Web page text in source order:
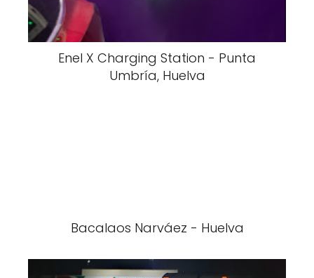
Enel X Charging Station - Punta
Umbría, Huelva
Bacalaos Narváez - Huelva